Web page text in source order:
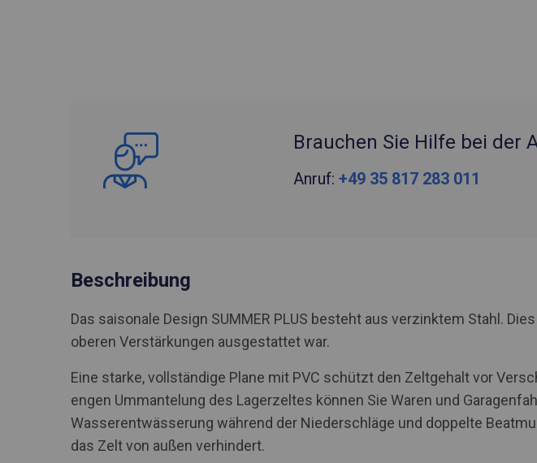
Brauchen Sie Hilfe bei der
Anruf: +49 35 817 283 011
Beschreibung
Das saisonale Design SUMMER PLUS besteht aus verzinktem Stahl.
oberen Verstärkungen ausgestattet war.
Eine starke, vollständige Plane mit PVC schützt den Zeltgehalt vor
engen Ummantelung des Lagerzeltes können Sie Waren und
Wasserentwässerung während der Niederschläge und doppelte
das Zelt von außen verhindert.